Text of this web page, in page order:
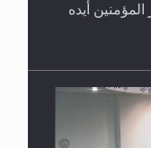
أيده